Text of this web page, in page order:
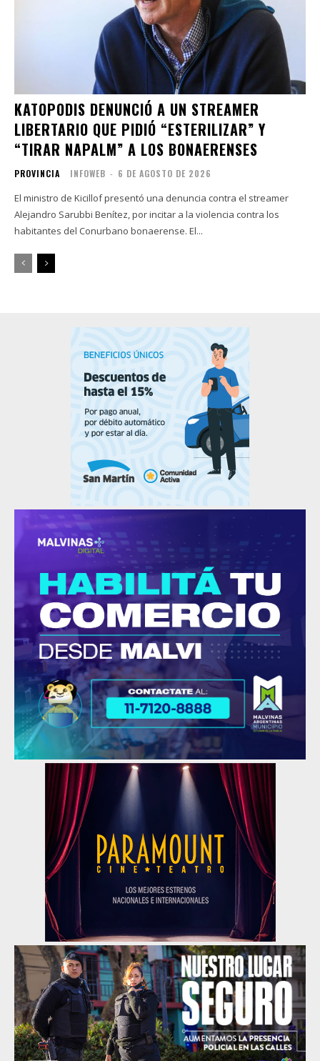
KATOPODIS DENUNCIÓ A UN STREAMER
LIBERTARIO QUE PIDIÓ “ESTERILIZAR” Y
“TIRAR NAPALM” A LOS BONAERENSES
PROVINCIA INFOWEB - 6 DE AGOSTO DE 2026
El ministro de Kicillof presentó una denuncia contra el streamer
Alejandro Sarubbi Benítez, por incitar a la violencia contra los
habitantes del Conurbano bonaerense. El...